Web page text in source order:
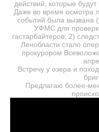
действий, которые
Даже во время осмотра
событий была вызвана
УФМС для
гастарбайтеров; 2)
Ленобласти стало
прокурором
Встречу у озера и
Предлагаю более-